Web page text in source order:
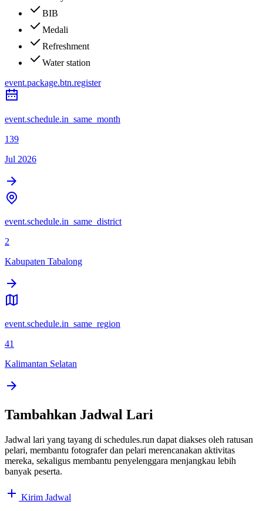
BIB
Medali
Refreshment
Water station
event.package.btn.register
event.schedule.in_same_month
139
Jul 2026
event.schedule.in_same_district
2
Kabupaten Tabalong
event.schedule.in_same_region
41
Kalimantan Selatan
Tambahkan Jadwal Lari
Jadwal lari yang tayang di schedules.run dapat diakses oleh ratusan
pelari, membantu fotografer dan pelari merencanakan aktivitas
mereka, sekaligus membantu penyelenggara menjangkau lebih
banyak peserta.
Kirim Jadwal